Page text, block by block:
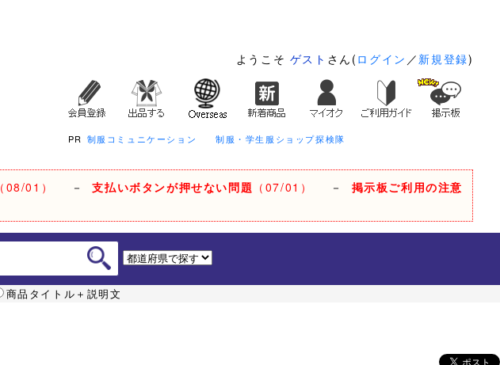
ようこそ ゲスト さん( ログイン ／ 新規登録)
PR 制服コミュニケーション 制服・学生服ショップ探検隊
（08/01） －支払いボタンが押せない問題 （07/01） － 掲示板ご利用の注意
商品タイトル＋説明文